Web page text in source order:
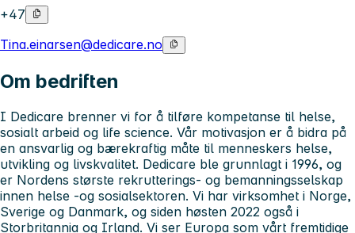
+47
Tina.einarsen@dedicare.no
Om bedriften
I Dedicare brenner vi for å tilføre kompetanse til helse,
sosialt arbeid og life science. Vår motivasjon er å bidra på
en ansvarlig og bærekraftig måte til menneskers helse,
utvikling og livskvalitet. Dedicare ble grunnlagt i 1996, og
er Nordens største rekrutterings- og bemanningsselskap
innen helse -og sosialsektoren. Vi har virksomhet i Norge,
Sverige og Danmark, og siden høsten 2022 også i
Storbritannia og Irland. Vi ser Europa som vårt fremtidige